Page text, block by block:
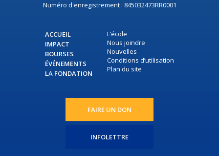
Numéro d'enregistrement : 845032473RR0001
ACCUEIL
IMPACT
BOURSES
ÉVÉNEMENTS
LA FONDATION
L’école
Nous joindre
Nouvelles
Conditions d’utilisation
Plan du site
INFOLETTRE
FAIRE UN DON